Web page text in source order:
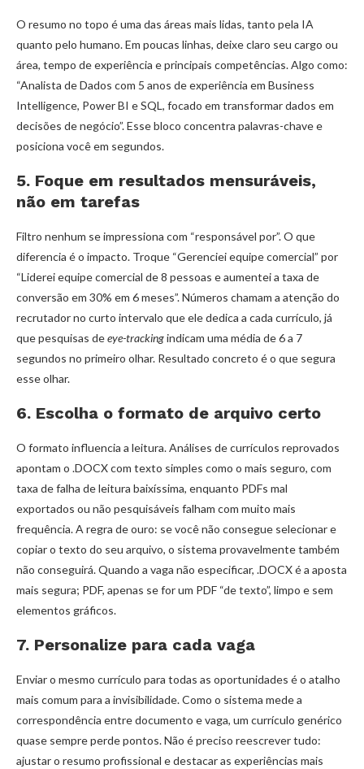
O resumo no topo é uma das áreas mais lidas, tanto pela IA
quanto pelo humano. Em poucas linhas, deixe claro seu cargo ou
área, tempo de experiência e principais competências. Algo como:
“Analista de Dados com 5 anos de experiência em Business
Intelligence, Power BI e SQL, focado em transformar dados em
decisões de negócio”. Esse bloco concentra palavras-chave e
posiciona você em segundos.
5. Foque em resultados mensuráveis,
não em tarefas
Filtro nenhum se impressiona com “responsável por”. O que
diferencia é o impacto. Troque “Gerenciei equipe comercial” por
“Liderei equipe comercial de 8 pessoas e aumentei a taxa de
conversão em 30% em 6 meses”. Números chamam a atenção do
recrutador no curto intervalo que ele dedica a cada currículo, já
que pesquisas deeye-trackingindicam uma média de 6 a 7
segundos no primeiro olhar. Resultado concreto é o que segura
esse olhar.
6. Escolha o formato de arquivo certo
O formato influencia a leitura. Análises de currículos reprovados
apontam o .DOCX com texto simples como o mais seguro, com
taxa de falha de leitura baixíssima, enquanto PDFs mal
exportados ou não pesquisáveis falham com muito mais
frequência. A regra de ouro: se você não consegue selecionar e
copiar o texto do seu arquivo, o sistema provavelmente também
não conseguirá. Quando a vaga não especificar, .DOCX é a aposta
mais segura; PDF, apenas se for um PDF “de texto”, limpo e sem
elementos gráficos.
7. Personalize para cada vaga
Enviar o mesmo currículo para todas as oportunidades é o atalho
mais comum para a invisibilidade. Como o sistema mede a
correspondência entre documento e vaga, um currículo genérico
quase sempre perde pontos. Não é preciso reescrever tudo:
ajustar o resumo profissional e destacar as experiências mais